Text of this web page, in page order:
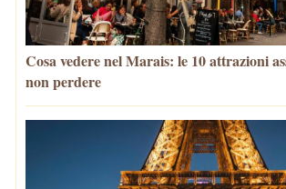
Cosa vedere nel Marais: le 10 attrazioni
non perdere